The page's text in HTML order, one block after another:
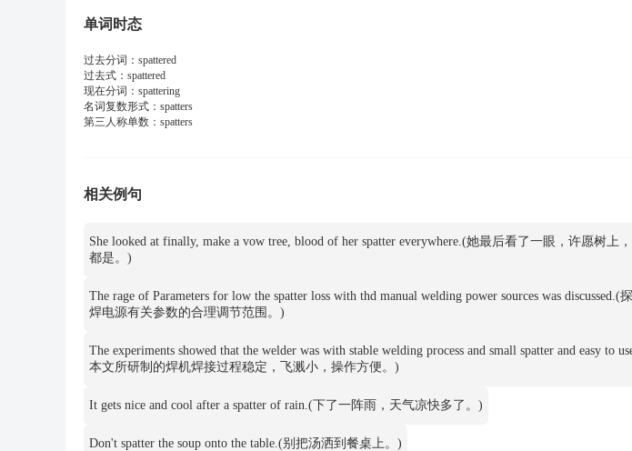
单词时态
过去分词： spattered
过去式： spattered
现在分词： spattering
名词复数形式： spatters
第三人称单数： spatters
相关例句
She looked at finally, make a vow tree, blood of her spatter everywhere.(她最后看了一眼，许愿树上
都是。)
The rage of Parameters for low the spatter loss with thd manual welding power sources was
焊电源有关参数的合理调节范围。)
The experiments showed that the welder was with stable welding process and small spatter and easy to
本文所研制的焊机焊接过程稳定，飞溅小，操作方便。)
It gets nice and cool after a spatter of rain.(下了一阵雨，天气凉快多了。)
Don't spatter the soup onto the table.(别把汤洒到餐桌上。)